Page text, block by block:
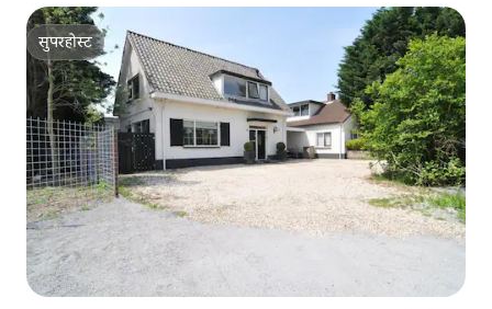
सुपरहोस्ट
सुपरहोस्ट